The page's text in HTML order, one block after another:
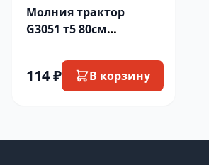
Молния трактор
G3051 т5 80см
114 ₽ В корзину